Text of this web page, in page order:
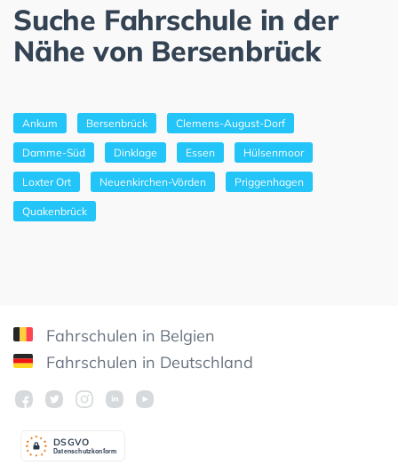
Suche Fahrschule in der
Nähe von Bersenbrück
Ankum Bersenbrück Clemens-August-Dorf
Damme-Süd Dinklage Essen Hülsenmoor
Loxter Ort Neuenkirchen-Vörden Priggenhagen
Quakenbrück
Fahrschulen in Belgien
Fahrschulen in Deutschland
Datenschutzkonform
DSGVO